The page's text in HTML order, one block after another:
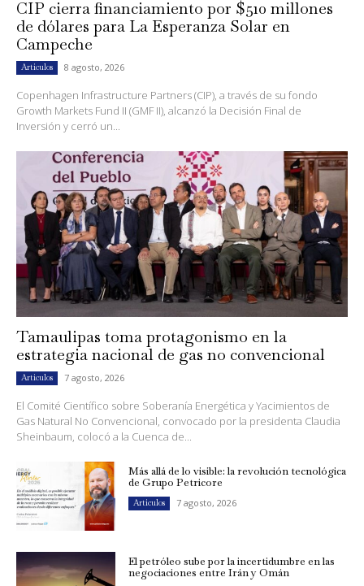
CIP cierra financiamiento por $510 millones
de dólares para La Esperanza Solar en
Campeche
Artículos 8 agosto, 2026
Copenhagen Infrastructure Partners (CIP), a través de su fondo
Growth Markets Fund II (GMF II), alcanzó la Decisión Final de
Inversión y cerró un...
Tamaulipas toma protagonismo en la
estrategia nacional de gas no convencional
Artículos 7 agosto, 2026
El Comité Científico sobre Soberanía Energética y Yacimientos de
Gas Natural No Convencional, convocado por la presidenta Claudia
Sheinbaum, colocó a la Cuenca de...
Más allá de lo visible: la revolución tecnológica
de Grupo Petricore
Artículos 7 agosto, 2026
El petróleo sube por la incertidumbre en las
negociaciones entre Irán y Omán